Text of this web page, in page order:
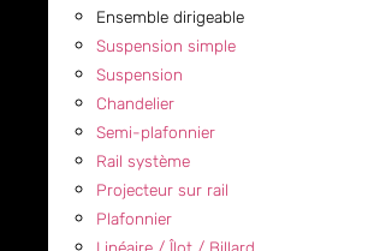
Ensemble dirigeable
Suspension simple
Suspension
Chandelier
Semi-plafonnier
Rail système
Projecteur sur rail
Plafonnier